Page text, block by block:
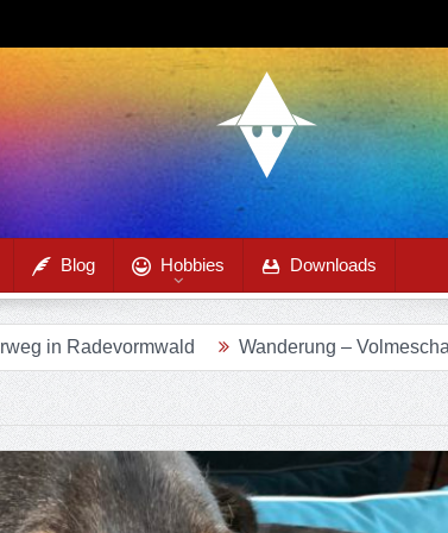
Blog Hobbies Downloads
in Radevormwald Wanderung –
im Eifgenbachtal Wanderung – Sagenweg
Wanderung – Hexenroute in Odenthal
in Solingen Wanderung 22 –